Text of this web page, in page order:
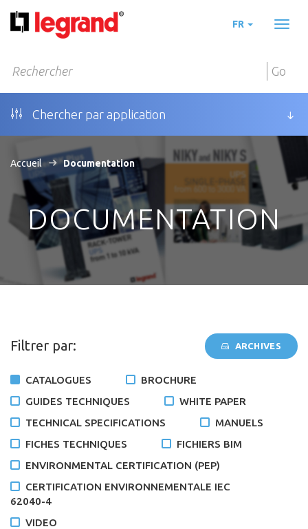
FR
Go
Chercher par application
Accueil Documentation
DOCUMENTATION
Filtrer par: ARCHIVES
CATALOGUES
BROCHURE
GUIDES TECHNIQUES
WHITE PAPER
TECHNICAL SPECIFICATIONS
MANUELS
FICHES TECHNIQUES
FICHIERS BIM
ENVIRONMENTAL CERTIFICATION (PEP)
CERTIFICATION ENVIRONNEMENTALE IEC
62040-4
VIDEO